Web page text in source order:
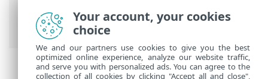
Εργασίες
>Εργασίες υπολογιστή-πελάτη
> Ενημέρωση λειτουργικού συστήματος
Your account, your cookies
choice
We and our partners use cookies to give you the best
optimized online experience, analyze our website traffic,
and serve you with personalized ads. You can agree to the
collection of all cookies by clicking "Accept all and close",